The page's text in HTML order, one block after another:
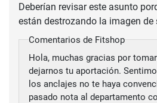
Deberían revisar este asunto
Comentarios de Fitshop
Hola, muchas gracias por
dejarnos tu aportación.
los anclajes no te haya
pasado nota al departamento